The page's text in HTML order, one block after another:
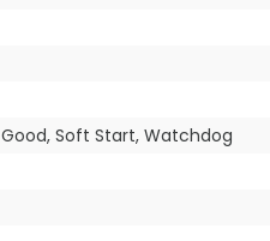
Soft Start, Watchdog